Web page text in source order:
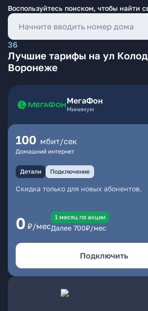
Воспользуйтесь поиском, чтобы найти
36
Лучшие тарифы на ул
Воронеже
МегаФон
Минимум
100 мбит/сек
Домашний интернет
Детали Подключение
Скидка только для новых абонентов.
0 ₽/мес
1 месяц по акции
Далее 700₽/мес
Подключить